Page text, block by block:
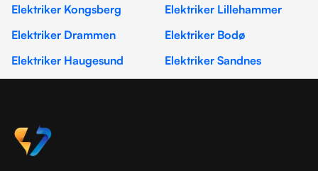
Elektriker Kongsberg
Elektriker Lillehammer
Elektriker Drammen
Elektriker Bodø
Elektriker Haugesund
Elektriker Sandnes